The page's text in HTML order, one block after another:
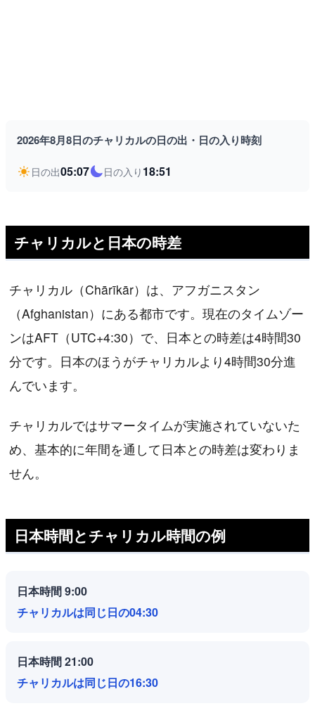
2026年8月8日のチャリカルの日の出・日の入り時刻
日の出05:07 日の入り 18:51
チャリカルと日本の時差
チャリカル（Chārīkār）は、アフガニスタン
（Afghanistan）にある都市です。現在のタイムゾー
ンはAFT（UTC+4:30）で、日本との時差は4時間30
分です。日本のほうがチャリカルより4時間30分進
んでいます。
チャリカルではサマータイムが実施されていないた
め、基本的に年間を通して日本との時差は変わりま
せん。
日本時間とチャリカル時間の例
日本時間 9:00
チャリカルは同じ日の04:30
日本時間 21:00
チャリカルは同じ日の16:30